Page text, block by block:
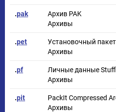
.pak
Архив PAK
Архивы
.pet
Установочный
Архивы
.pf
Личные данные
Архивы
.pit
PackIt Compressed
Архивы